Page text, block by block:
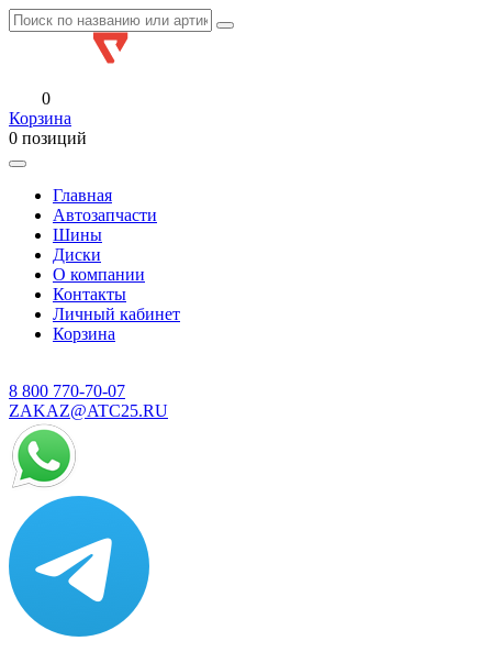
0
Корзина
0 позиций
Главная
Автозапчасти
Шины
Диски
О компании
Контакты
Личный кабинет
Корзина
8 800 770-70-07
ZAKAZ@ATC25.RU